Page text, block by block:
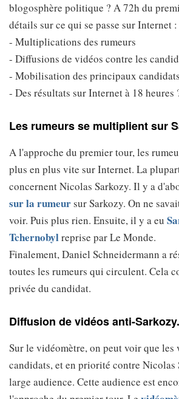
blogosphère politique ? A 72h du
détails sur ce qui se passe sur Internet :
- Multiplications des rumeurs
- Diffusions de vidéos contre les
- Mobilisation des principaux
- Des résultats sur Internet à 18 heures
Les rumeurs se multiplient sur
A l'approche du premier tour, les
plus en plus vite sur Internet. La
concernent Nicolas Sarkozy. Il y a
sur la rumeursur Sarkozy. On ne
voir. Puis plus rien. Ensuite, il y a eu
Tchernobylreprise par Le Monde.
Finalement, Daniel Schneidermann a
toutes les rumeurs qui circulent. Cela
privée du candidat.
Diffusion de vidéos anti-Sarkozy.
Sur le vidéomètre, on peut voir que les
candidats, et en priorité contre Nicolas
large audience. Cette audience est